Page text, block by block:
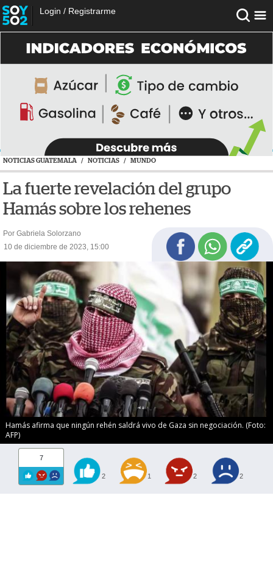
Login / Registrarme
NOTICIAS GUATEMALA / NOTICIAS / MUNDO
La fuerte revelación del grupo
Hamás sobre los rehenes
Por Gabriela Solorzano
10 de diciembre de 2023, 15:00
Hamás afirma que ningún rehén saldrá vivo de Gaza sin negociación. (Foto:
AFP)
7
2 1 2 2